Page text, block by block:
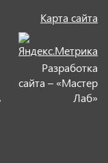
Карта сайта
Разработка
сайта – «Мастер
Лаб»